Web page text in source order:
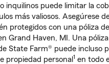
inquilinos puede limitar la
más valiosos. Asegúrese
protegidos con una póliza
Grand Haven, MI. Una
State Farm® puede incluso
propiedad personal 1 en todo